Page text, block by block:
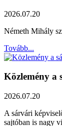
2026.07.20
Németh Mihály
Tovább...
Közlemény a
2026.07.20
A sárvári
sajtóban is nagy